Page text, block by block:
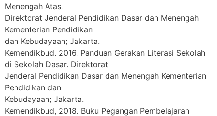
Menengah Atas.
Direktorat Jenderal Pendidikan Dasar dan Menengah
Kementerian Pendidikan
dan Kebudayaan; Jakarta.
Kemendikbud. 2016. Panduan Gerakan Literasi Sekolah
di Sekolah Dasar. Direktorat
Jenderal Pendidikan Dasar dan Menengah Kementerian
Pendidikan dan
Kebudayaan; Jakarta.
Kemendikbud, 2018. Buku Pegangan Pembelajaran